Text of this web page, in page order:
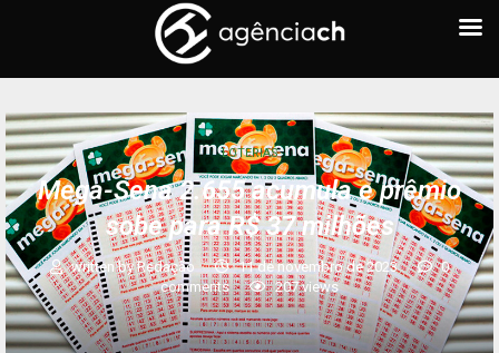
LOTERIAS
Mega-Sena 2.655 acumula e prêmio
sobe para R$ 37 milhões
written byRedação 11 de novembro de 2023
0
comments
207views